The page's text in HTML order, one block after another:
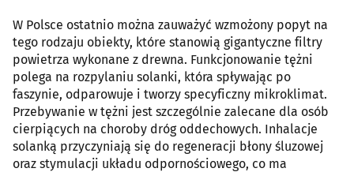
W Polsce ostatnio można zauważyć wzmożony popyt na
tego rodzaju obiekty, które stanowią gigantyczne filtry
powietrza wykonane z drewna. Funkcjonowanie tężni
polega na rozpylaniu solanki, która spływając po
faszynie, odparowuje i tworzy specyficzny mikroklimat.
Przebywanie w tężni jest szczególnie zalecane dla osób
cierpiących na choroby dróg oddechowych. Inhalacje
solanką przyczyniają się do regeneracji błony śluzowej
oraz stymulacji układu odpornościowego, co ma